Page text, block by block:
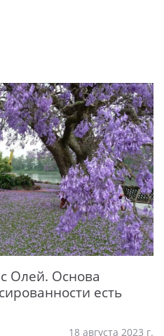
Олей. Основа
есть
18 августа 2023 г.